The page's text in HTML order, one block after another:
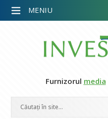
Furnizorul media
MENIU